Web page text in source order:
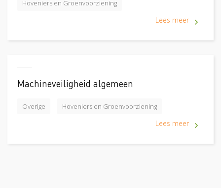
Hoveniers en Groenvoorziening
Lees meer
Machineveiligheid algemeen
Overige Hoveniers en Groenvoorziening
Lees meer